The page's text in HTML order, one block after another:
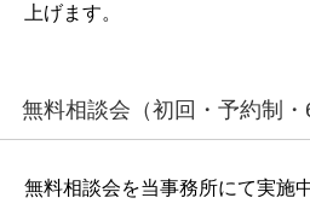
上げます。
無料相談会（初回・予約制・
無料相談会を当事務所にて実施